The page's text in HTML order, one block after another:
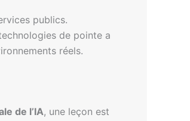
publics.
de pointe a
réels.
de l’IA, une leçon est